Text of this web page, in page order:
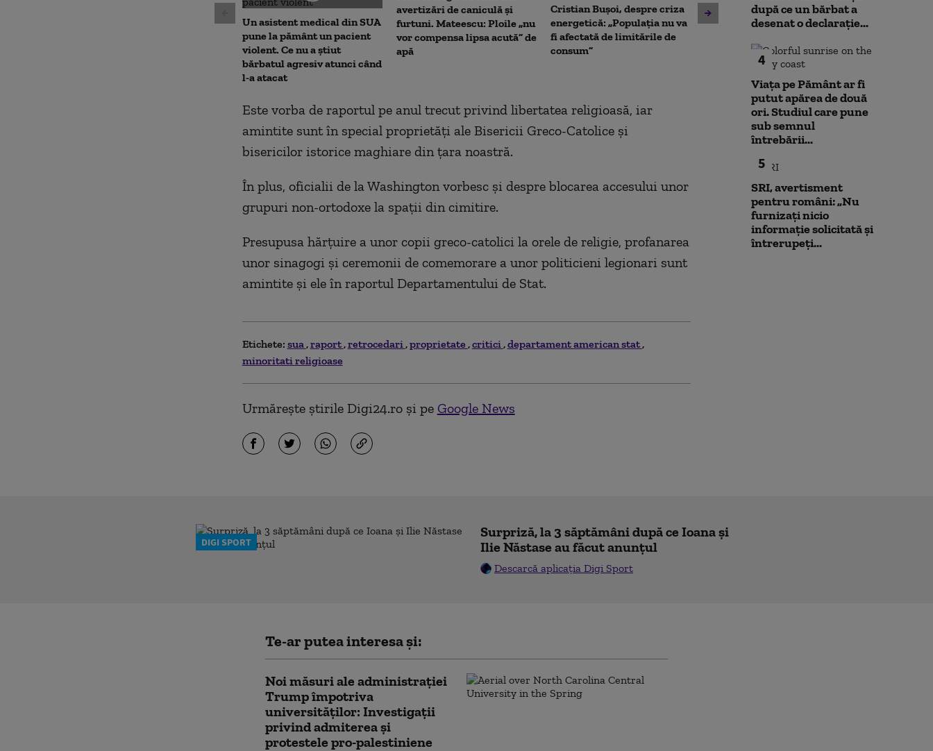
Un asistent medical din SUA
pune la pământ un pacient
violent. Ce nu a știut
bărbatul agresiv atunci când
l-a atacat
avertizări de caniculă și
furtuni. Mateescu: Ploile „nu
vor compensa lipsa acută” de
apă
Cristian Bușoi, despre criza
energetică: „Populația nu va
fi afectată de limitările de
consum”
din Leipzig: sute de polițiști
caută o a doua dronă.
anchetatori
insolvența
Este vorba de raportul pe anul trecut privind libertatea religioasă, iar
amintite sunt în special proprietăţi ale Bisericii Greco-Catolice şi
bisericilor istorice maghiare din ţara noastră.
În plus, oficialii de la Washington vorbesc şi despre blocarea accesului unor
grupuri non-ortodoxe la spaţii din cimitire.
Presupusa hărţuire a unor copii greco-catolici la orele de religie, profanarea
unor sinagogi şi ceremonii de comemorare a unor politicieni legionari sunt
amintite şi ele în raportul Departamentului de Stat.
Etichete: sua raport retrocedari proprietate critici departament american stat
minoritati religioase
Urmărește știrile Digi24.ro și pe Google News
după ce un bărbat a
desenat o declarație...
4
Viața pe Pământ ar fi
putut apărea de două
ori. Studiul care pune
sub semnul
întrebării...
5
SRI, avertisment
pentru români: „Nu
furnizați nicio
informație solicitată și
întrerupeți...
DIGI SPORT
Surpriză, la 3 săptămâni după ce Ioana și
Ilie Năstase au făcut anunțul
Descarcă aplicația Digi Sport
Te-ar putea interesa și:
Noi măsuri ale administrației
Trump împotriva
universităților: Investigații
privind admiterea și
protestele pro-palestiniene